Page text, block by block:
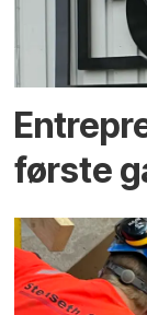
første